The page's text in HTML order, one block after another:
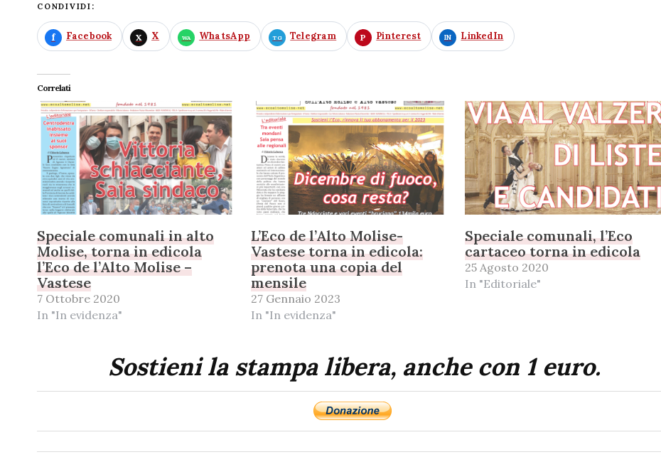
CONDIVIDI:
Facebook X WhatsApp Telegram Pinterest LinkedIn
Correlati
Speciale comunali in alto
Molise, torna in edicola
l’Eco de l’Alto Molise –
Vastese
7 Ottobre 2020
In "In evidenza"
L’Eco de l’Alto Molise-
Vastese torna in edicola:
prenota una copia del
mensile
27 Gennaio 2023
In "In evidenza"
Speciale comunali, l’Eco
cartaceo torna in edicola
25 Agosto 2020
In "Editoriale"
Sostieni la stampa libera, anche con 1 euro.